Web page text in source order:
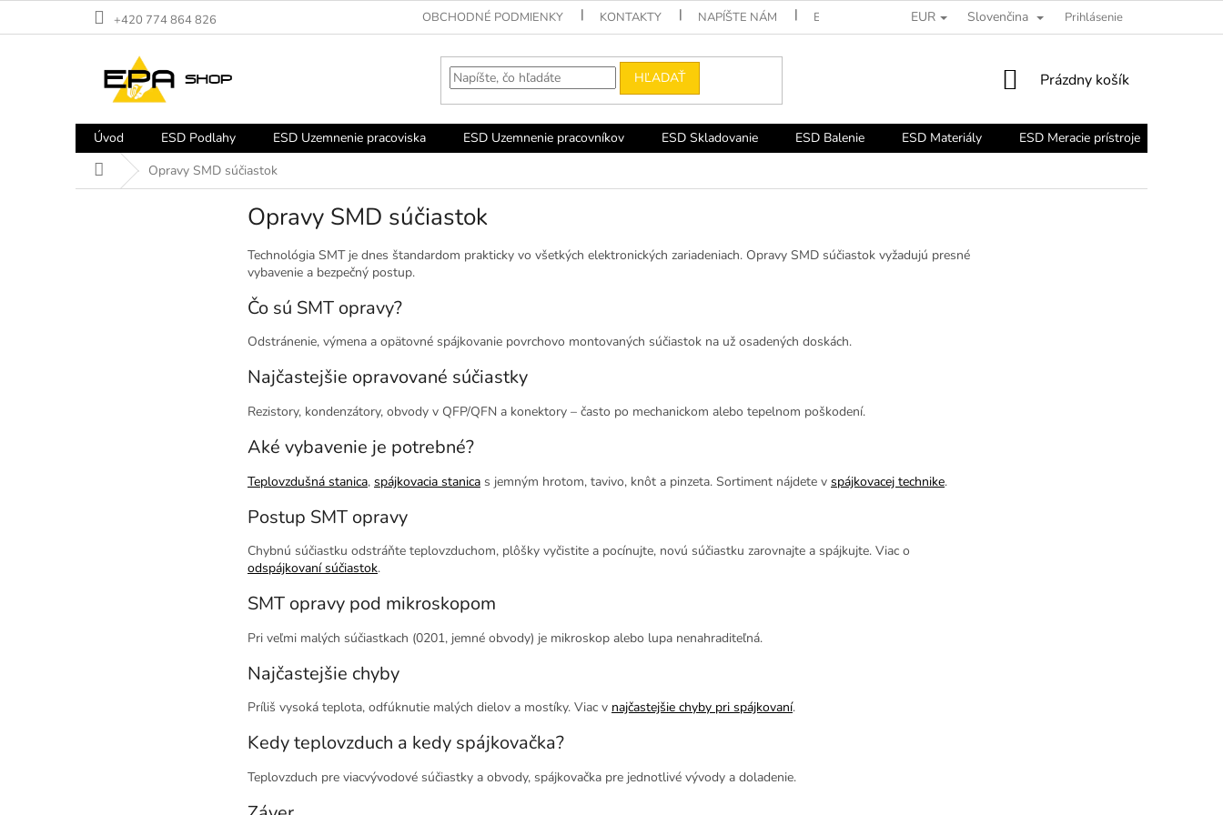
+420 774 864 826 OBCHODNÉ PODMIENKY KONTAKTY NAPÍŠTE NÁM ESD PORADŇA EUR Slovenčina Prihlásenie
HĽADAŤ
NÁKUPNÝ
Prázdny košík
Úvod ESD Podlahy ESD Uzemnenie pracoviska ESD Uzemnenie pracovníkov ESD Skladovanie ESD Balenie ESD Materiály ESD Meracie prístroje
DomovOpravy SMD súčiastok
Opravy SMD súčiastok
Technológia SMT je dnes štandardom prakticky vo všetkých elektronických zariadeniach. Opravy SMD súčiastok vyžadujú presné
vybavenie a bezpečný postup.
Čo sú SMT opravy?
Odstránenie, výmena a opätovné spájkovanie povrchovo montovaných súčiastok na už osadených doskách.
Najčastejšie opravované súčiastky
Rezistory, kondenzátory, obvody v QFP/QFN a konektory – často po mechanickom alebo tepelnom poškodení.
Aké vybavenie je potrebné?
Teplovzdušná stanica, spájkovacia stanica s jemným hrotom, tavivo, knôt a pinzeta. Sortiment nájdete v spájkovacej technike.
Postup SMT opravy
Chybnú súčiastku odstráňte teplovzduchom, plôšky vyčistite a pocínujte, novú súčiastku zarovnajte a spájkujte. Viac o
odspájkovaní súčiastok.
SMT opravy pod mikroskopom
Pri veľmi malých súčiastkach (0201, jemné obvody) je mikroskop alebo lupa nenahraditeľná.
Najčastejšie chyby
Príliš vysoká teplota, odfúknutie malých dielov a mostíky. Viac v najčastejšie chyby pri spájkovaní.
Kedy teplovzduch a kedy spájkovačka?
Teplovzduch pre viacvývodové súčiastky a obvody, spájkovačka pre jednotlivé vývody a doladenie.